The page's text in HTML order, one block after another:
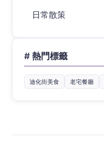
日常散策
# 熱門標籤
迪化街美食 老宅餐廳